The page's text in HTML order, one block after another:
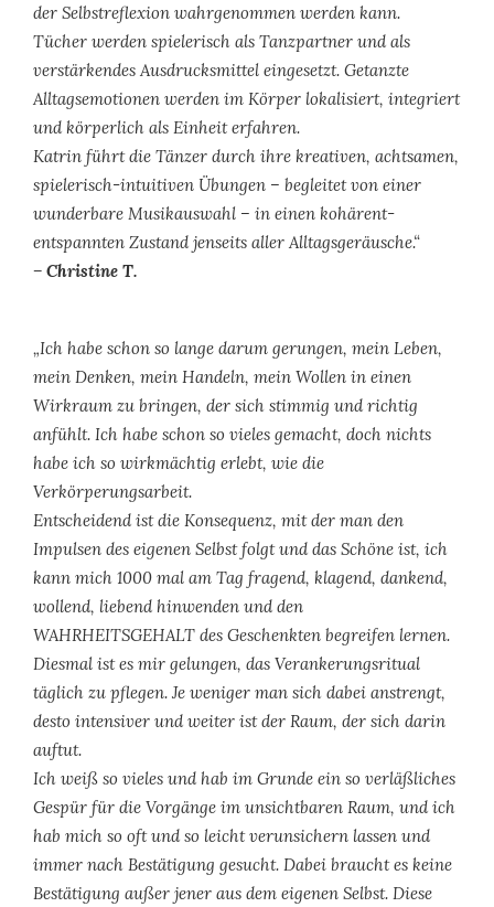
der Selbstreflexion wahrgenommen werden kann.
Tücher werden spielerisch als Tanzpartner und als
verstärkendes Ausdrucksmittel eingesetzt. Getanzte
Alltagsemotionen werden im Körper lokalisiert, integriert
und körperlich als Einheit erfahren.
Katrin führt die Tänzer durch ihre kreativen, achtsamen,
spielerisch-intuitiven Übungen – begleitet von einer
wunderbare Musikauswahl – in einen kohärent-
entspannten Zustand jenseits aller Alltagsgeräusche.“
– Christine T.
„Ich habe schon so lange darum gerungen, mein Leben,
mein Denken, mein Handeln, mein Wollen in einen
Wirkraum zu bringen, der sich stimmig und richtig
anfühlt. Ich habe schon so vieles gemacht, doch nichts
habe ich so wirkmächtig erlebt, wie die
Verkörperungsarbeit.
Entscheidend ist die Konsequenz, mit der man den
Impulsen des eigenen Selbst folgt und das Schöne ist, ich
kann mich 1000 mal am Tag fragend, klagend, dankend,
wollend, liebend hinwenden und den
WAHRHEITSGEHALT des Geschenkten begreifen lernen.
Diesmal ist es mir gelungen, das Verankerungsritual
täglich zu pflegen. Je weniger man sich dabei anstrengt,
desto intensiver und weiter ist der Raum, der sich darin
auftut.
Ich weiß so vieles und hab im Grunde ein so verläßliches
Gespür für die Vorgänge im unsichtbaren Raum, und ich
hab mich so oft und so leicht verunsichern lassen und
immer nach Bestätigung gesucht. Dabei braucht es keine
Bestätigung außer jener aus dem eigenen Selbst. Diese